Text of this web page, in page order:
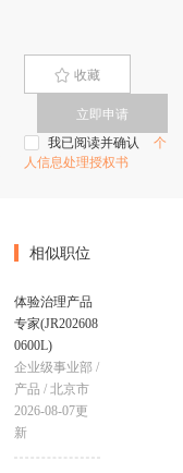
收藏
立即申请
我已阅读并确认
个
人信息处理授权书
相似职位
体验治理产品
专家(JR202608
0600L)
企业级事业部 /
产品 / 北京市
2026-08-07更
新